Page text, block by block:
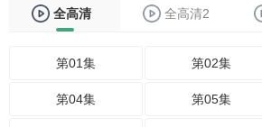
全高清 全高清2
第01集 第02集
第04集 第05集